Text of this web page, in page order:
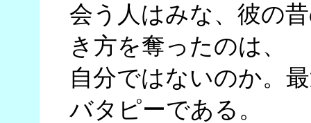
会う人はみな、彼の
き方を奪ったのは、
自分ではないのか。
バタピーである。